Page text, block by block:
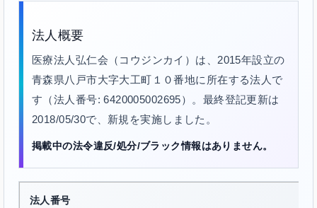
法人概要
医療法人弘仁会（コウジンカイ）は、2015年設立の
青森県八戸市大字大工町１０番地に所在する法人で
す（法人番号: 6420005002695）。最終登記更新は
2018/05/30で、新規を実施しました。
掲載中の法令違反/処分/ブラック情報はありません。
法人番号